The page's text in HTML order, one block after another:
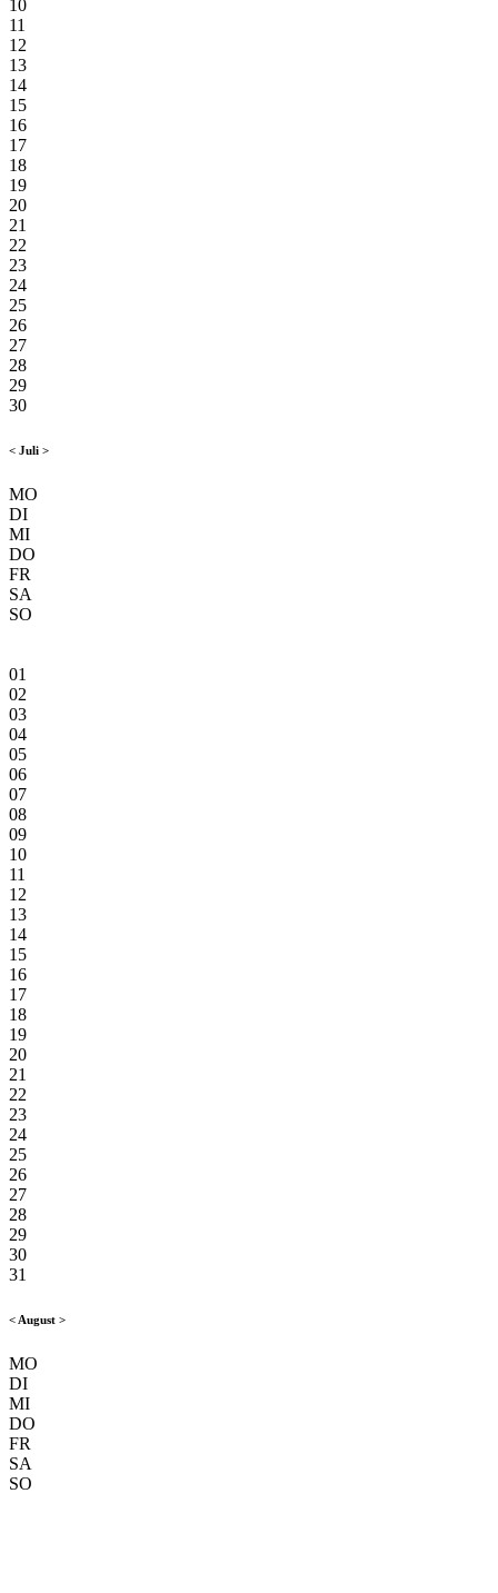
10
11
12
13
14
15
16
17
18
19
20
21
22
23
24
25
26
27
28
29
30
< Juli >
MO
DI
MI
DO
FR
SA
SO
01
02
03
04
05
06
07
08
09
10
11
12
13
14
15
16
17
18
19
20
21
22
23
24
25
26
27
28
29
30
31
< August >
MO
DI
MI
DO
FR
SA
SO